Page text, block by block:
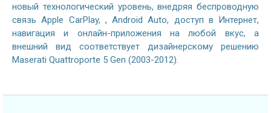
новый технологический уровень, внедряя беспроводную
связь Apple CarPlay, , Android Auto, доступ в Интернет,
навигация и онлайн-приложения на любой вкус, а
внешний вид соответствует дизайнерскому решению
Maserati Quattroporte 5 Gen (2003-2012).